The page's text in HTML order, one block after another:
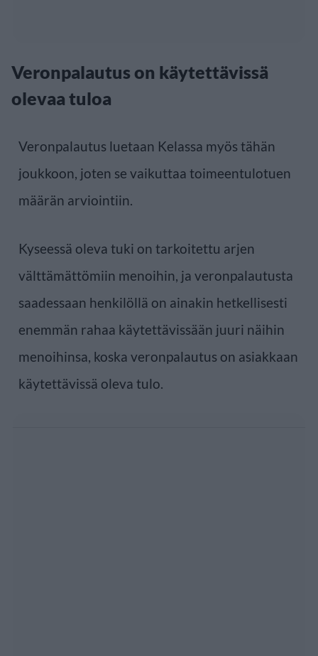
Veronpalautus on käytettävissä
olevaa tuloa
Veronpalautus luetaan Kelassa myös tähän
joukkoon, joten se vaikuttaa toimeentulotuen
määrän arviointiin.
Kyseessä oleva tuki on tarkoitettu arjen
välttämättömiin menoihin, ja veronpalautusta
saadessaan henkilöllä on ainakin hetkellisesti
enemmän rahaa käytettävissään juuri näihin
menoihinsa, koska veronpalautus on asiakkaan
käytettävissä oleva tulo.